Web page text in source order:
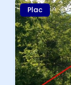
Plac